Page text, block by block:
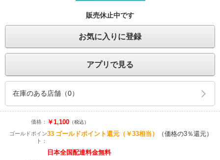
販売休止中です
お気に入りに登録
アプリで見る
在庫のある店舗（0）
価格： ￥1,100（税込）
ゴールドポイン
ト：
33 ゴールドポイント還元（￥33相当） （価格の3％還元）
日本全国配達料金無料